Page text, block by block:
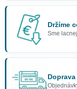
Držíme
Sme